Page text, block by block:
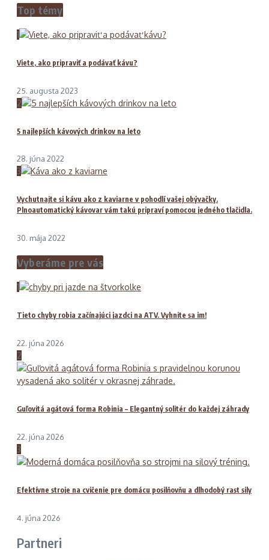
Top témy
1
Viete, ako pripraviť a podávať kávu?
25. augusta 2023
2
5 najlepších kávových drinkov na leto
28. júna 2022
3
Vychutnajte si kávu ako z kaviarne v pohodlí vašej obývačky.
Plnoautomatický kávovar vám takú pripraví pomocou jedného tlačidla.
30. mája 2022
Vyberáme pre vás
1
Tieto chyby robia začínajúci jazdci na ATV. Vyhnite sa im!
22. júna 2026
2
Guľovitá agátová forma Robinia – Elegantný solitér do každej záhrady
22. júna 2026
3
Efektívne stroje na cvičenie pre domácu posilňovňu a dlhodobý rast sily
4. júna 2026
Partneri